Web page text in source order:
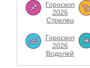
Гороскоп
2026
Стрелец
Гороскоп
2026
Водолей